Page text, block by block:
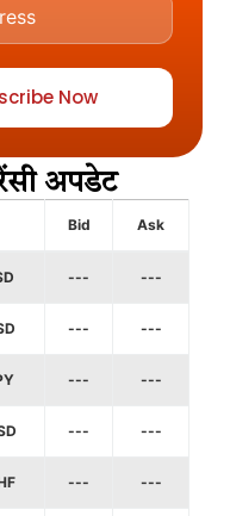
Now
अपडेट
Bid Ask
--- ---
--- ---
--- ---
--- ---
--- ---